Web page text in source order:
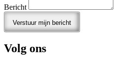
Bericht
Verstuur mijn bericht
Volg ons